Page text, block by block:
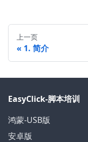
上一页
1. 简介
EasyClick-脚本培训
鸿蒙-USB版
安卓版